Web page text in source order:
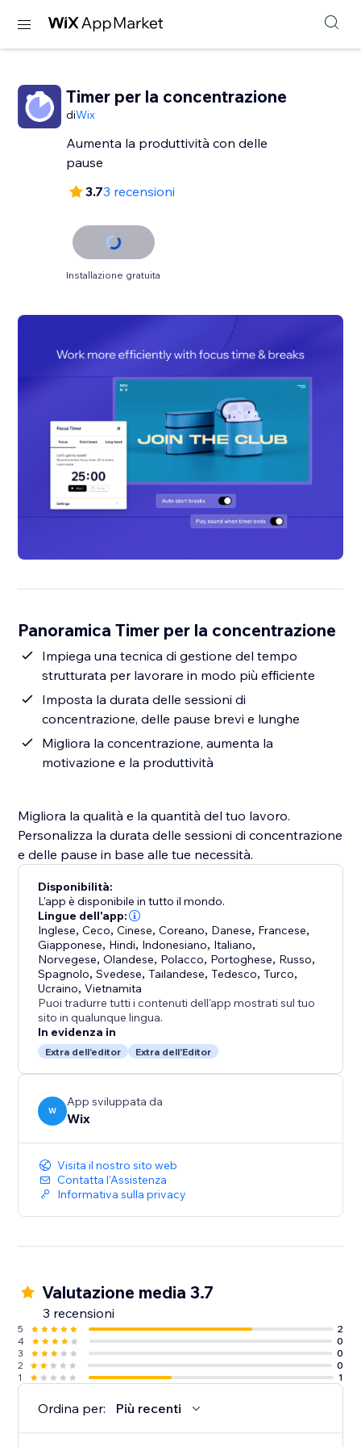
Timer per la concentrazione
diWix
Aumenta la produttività con delle
pause
3.73 recensioni
Installazione gratuita
Panoramica Timer per la concentrazione
Impiega una tecnica di gestione del tempo
strutturata per lavorare in modo più efficiente
Imposta la durata delle sessioni di
concentrazione, delle pause brevi e lunghe
Migliora la concentrazione, aumenta la
motivazione e la produttività
Migliora la qualità e la quantità del tuo lavoro.
Personalizza la durata delle sessioni di concentrazione
e delle pause in base alle tue necessità.
Disponibilità:
L'app è disponibile in tutto il mondo.
Lingue dell'app:
Inglese,Ceco,Cinese,Coreano, Danese, Francese,
Giapponese, Hindi, Indonesiano, Italiano,
Norvegese,Olandese, Polacco, Portoghese, Russo,
Spagnolo,Svedese,Tailandese,Tedesco,Turco,
Ucraino,Vietnamita
Puoi tradurre tutti i contenuti dell'app mostrati sul tuo
sito in qualunque lingua.
In evidenza in
Extra dell'editor Extra dell'Editor
W
App sviluppata da
Wix
Visita il nostro sito web
Contatta l'Assistenza
Informativa sulla privacy
Valutazione media 3.7
3 recensioni
5
2
4
0
3
0
2
0
1
1
Ordina per: Più recenti